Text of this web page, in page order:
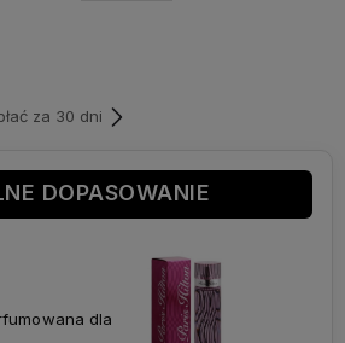
za 30 dni
DOPASOWANIE
dla